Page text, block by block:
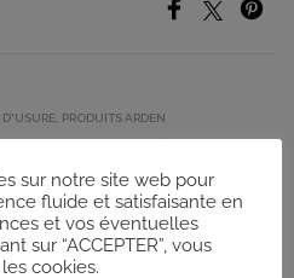
D'USURE PRODUITS ARDEN
NEXT PRODUCT
sur notre site web pour
fluide et satisfaisante en
et vos éventuelles
sur “ACCEPTER”, vous
cookies.